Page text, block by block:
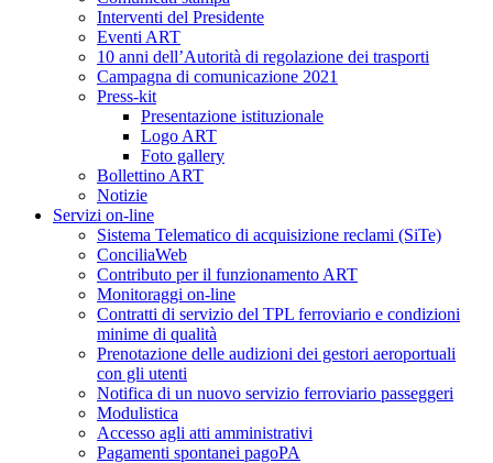
Interventi del Presidente
Eventi ART
10 anni dell’Autorità di regolazione dei trasporti
Campagna di comunicazione 2021
Press-kit
Presentazione istituzionale
Logo ART
Foto gallery
Bollettino ART
Notizie
Servizi on-line
Sistema Telematico di acquisizione reclami (SiTe)
ConciliaWeb
Contributo per il funzionamento ART
Monitoraggi on-line
Contratti di servizio del TPL ferroviario e condizioni
minime di qualità
Prenotazione delle audizioni dei gestori aeroportuali
con gli utenti
Notifica di un nuovo servizio ferroviario passeggeri
Modulistica
Accesso agli atti amministrativi
Pagamenti spontanei pagoPA